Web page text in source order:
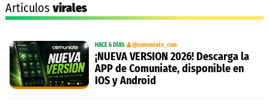
Artículosvirales
HACE 6 DÍAS @comuniate_com
¡NUEVA VERSION 2026! Descarga la
APP de Comuniate, disponible en
IOS y Android